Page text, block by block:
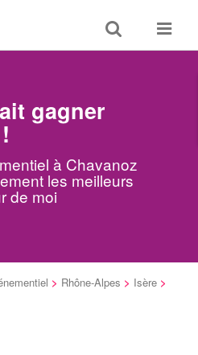
Toggle
search
Toggle
gagner
à Chavanoz
les meilleurs
de moi
> Rhône-Alpes > Isère >